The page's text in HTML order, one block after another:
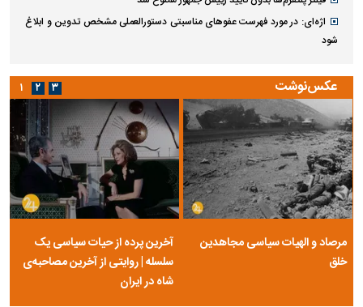
اژه‌ای: در مورد فهرست عفو‌های مناسبتی دستورالعملی مشخص تدوین و ابلاغ
شود
عکس‌نوشت
مرصاد و الهیات سیاسی مجاهدین
خلق
آخرین پرده از حیات سیاسی یک
سلسله | روایتی از آخرین مصاحبه‌ی
شاه در ایران
۱ ۲ ۳